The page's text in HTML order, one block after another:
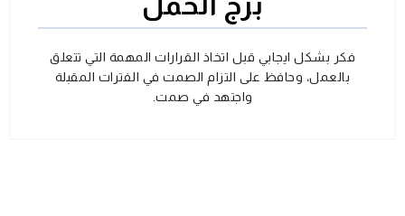
فكر بشكل ايجابي قبل اتخاذ القرارات المهمة التي تتعلق
بالعمل، وحافظ على التزام الصمت في الفترات المقبلة
واجتهد في صمت.